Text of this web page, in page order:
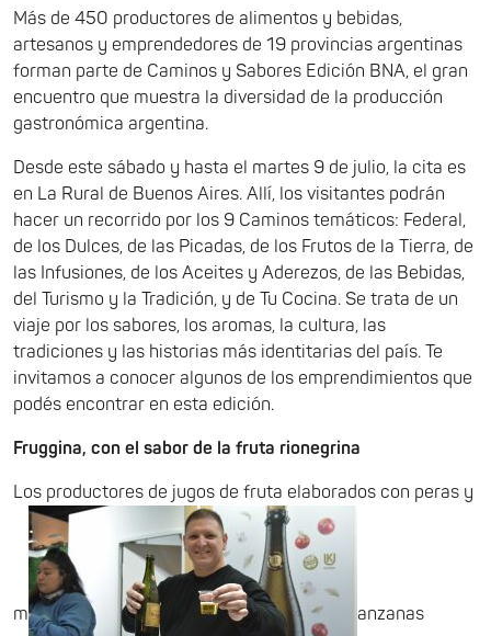
Más de 450 productores de alimentos y bebidas,
artesanos y emprendedores de 19 provincias argentinas
forman parte de Caminos y Sabores Edición BNA, el gran
encuentro que muestra la diversidad de la producción
gastronómica argentina.
Desde este sábado y hasta el martes 9 de julio, la cita es
en La Rural de Buenos Aires. Allí, los visitantes podrán
hacer un recorrido por los 9 Caminos temáticos: Federal,
de los Dulces, de las Picadas, de los Frutos de la Tierra, de
las Infusiones, de los Aceites y Aderezos, de las Bebidas,
del Turismo y la Tradición, y de Tu Cocina. Se trata de un
viaje por los sabores, los aromas, la cultura, las
tradiciones y las historias más identitarias del país. Te
invitamos a conocer algunos de los emprendimientos que
podés encontrar en esta edición.
Fruggina, con el sabor de la fruta rionegrina
Los productores de jugos de fruta elaborados con peras y
m anzanas